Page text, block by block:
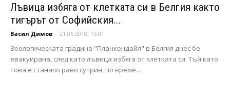
Лъвица избяга от клетката си в Белгия както
тигърът от Софийския...
Васил Димов - 21.06.2018, 15:01
Зоологическата градина "Планкендайл" в Белгия днес бе
евакуирана, след като лъвица избяга от клетката си. Тъй като
това е станало рано сутрин, по време...